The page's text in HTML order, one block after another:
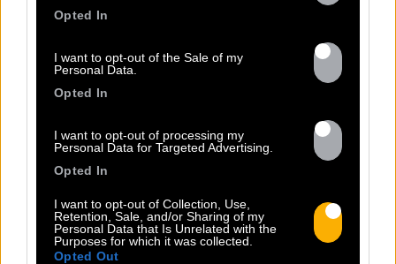
Opted In
I want to opt-out of the Sale of my
Personal Data.
Opted In
I want to opt-out of processing my
Personal Data for Targeted Advertising.
Opted In
I want to opt-out of Collection, Use,
Retention, Sale, and/or Sharing of my
Personal Data that Is Unrelated with the
Purposes for which it was collected.
Opted Out
portrait d’une virilité vacillante. Réalisé
Georgio, Ascendant Vierge…), le clip met
en scène un cow-boy qui se prépare, on
le suit dans son rituel. Il s’habille, enfile
ses bottes, scelle son cheval, ajuste
routiniers, rassurants. Mais […]
Lire la suite
Previous